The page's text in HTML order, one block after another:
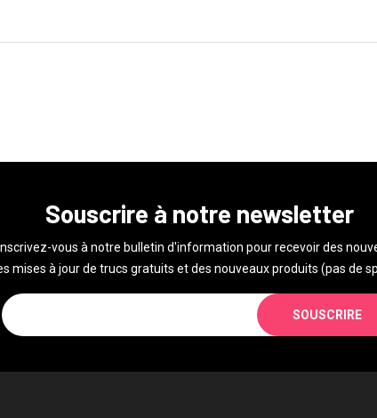
Souscrire à notre newsletter
Inscrivez-vous à notre bulletin d'information pour recevoir des
mises à jour de trucs gratuits et des nouveaux produits (pas de
SOUSCRIRE